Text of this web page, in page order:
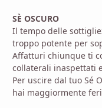
SÈ OSCURO
Il tempo delle
troppo potente per
Affatturi chiunque ti
collaterali inaspettati
Per uscire dal tuo Sé
hai maggiormente